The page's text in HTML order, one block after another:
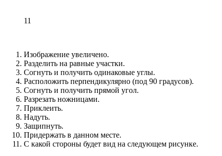
11
Изображение увеличено.
Разделить на равные участки.
Согнуть и получить одинаковые углы.
Расположить перпендикулярно (под 90 градусов).
Согнуть и получить прямой угол.
Разрезать ножницами.
Приклеить.
Надуть.
Защипнуть.
Придержать в данном месте.
С какой стороны будет вид на следующем рисунке.